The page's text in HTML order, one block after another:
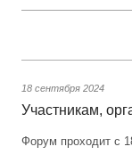
18 сентября 2024
Участникам,
Форум проходит с